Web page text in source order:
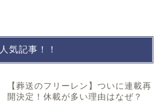
人気記事！！
【葬送のフリーレン】ついに連載再
開決定！休載が多い理由はなぜ？